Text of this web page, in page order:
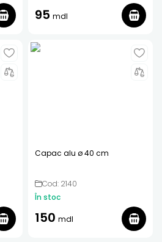
95 mdl
Capac alu ø 40 cm
Cod: 2140
În stoc
150 mdl